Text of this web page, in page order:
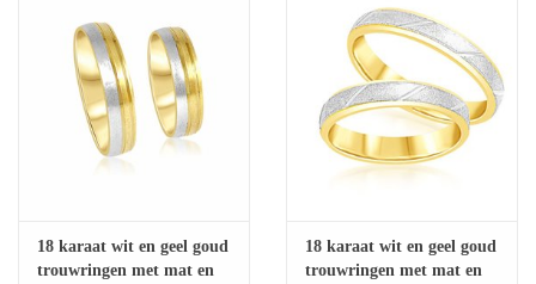
18 karaat wit en geel goud
trouwringen met mat en
18 karaat wit en geel goud
trouwringen met mat en